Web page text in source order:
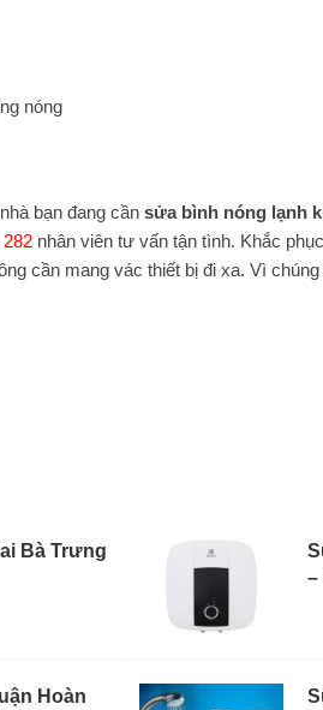
nóng
bạn đang cần sửa bình nóng lạnh
282 nhân viên tư vấn tận tình. Khắc
cần mang vác thiết bị đi xa. Vì
Bà Trưng
–
Hoàn